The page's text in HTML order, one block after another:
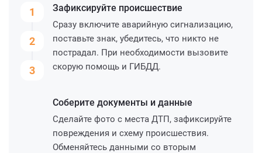
1
2
3
Зафиксируйте происшествие
Сразу включите аварийную сигнализацию,
поставьте знак, убедитесь, что никто не
пострадал. При необходимости вызовите
скорую помощь и ГИБДД.
Соберите документы и данные
Сделайте фото с места ДТП, зафиксируйте
повреждения и схему происшествия.
Обменяйтесь данными со вторым